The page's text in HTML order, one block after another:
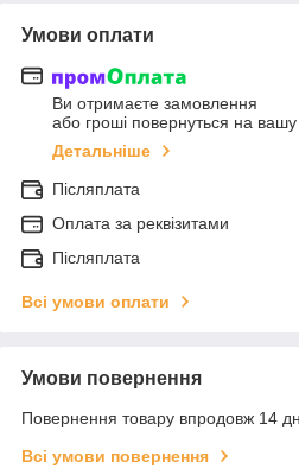
Умови оплати
Ви отримаєте замовлення
або гроші повернуться на вашу
Детальніше
Післяплата
Оплата за реквізитами
Післяплата
Всі умови оплати
Умови повернення
Повернення товару впродовж 14
Всі умови повернення